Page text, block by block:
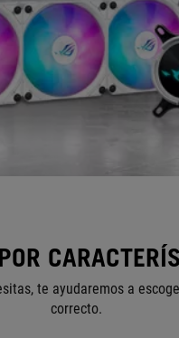
te ayudaremos a
correcto.